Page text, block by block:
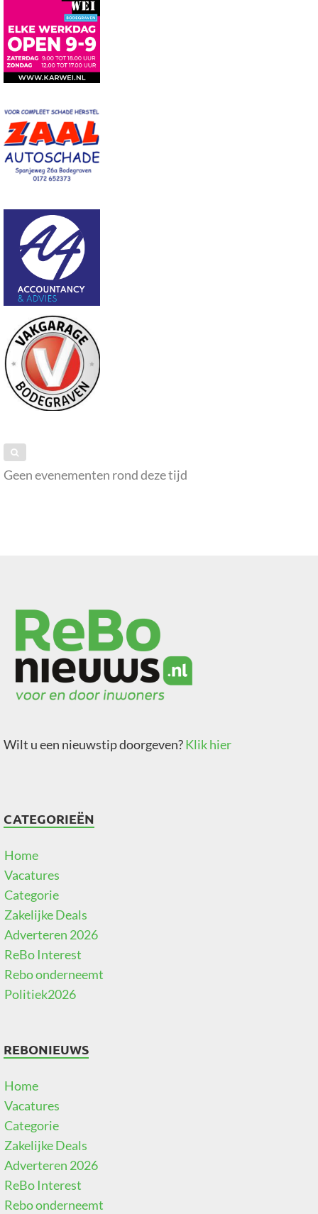
Geen evenementen rond deze tijd
Wilt u een nieuwstip doorgeven?Klik hier
CATEGORIEËN
Home
Vacatures
Categorie
Zakelijke Deals
Adverteren 2026
ReBo Interest
Rebo onderneemt
Politiek2026
REBONIEUWS
Home
Vacatures
Categorie
Zakelijke Deals
Adverteren 2026
ReBo Interest
Rebo onderneemt